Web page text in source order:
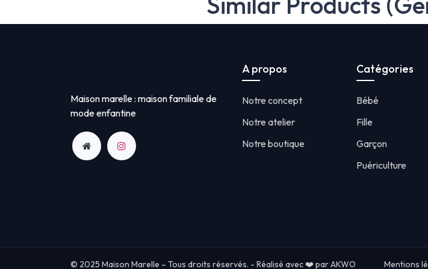
Maison marelle : maison familiale de
mode enfantine
A propos
Notre concept
Notre atelier
Notre boutique
Catégories
Bébé
Fille
Garçon
Puériculture
© 2025 Maison Marelle – Tous droits réservés. - Réalisé avec ❤️ par AKWO Mentions